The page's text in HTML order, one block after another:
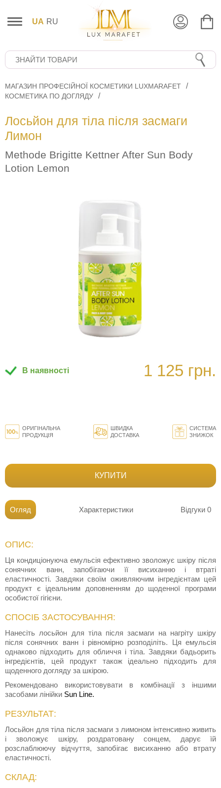
UA RU
МАГАЗИН ПРОФЕСІЙНОЇ КОСМЕТИКИ LUXMARAFET
КОСМЕТИКА ПО ДОГЛЯДУ
Лосьйон для тіла після засмаги
Лимон
Methode Brigitte Kettner After Sun Body
Lotion Lemon
В наявності 1 125 грн.
ОРИГІНАЛЬНА
ПРОДУКЦІЯ
ШВИДКА
ДОСТАВКА
СИСТЕМА
ЗНИЖОК
КУПИТИ
Огляд Характеристики Відгуки 0
ОПИС:
Ця кондиціонуюча емульсія ефективно зволожує шкіру після
сонячних ванн, запобігаючи її висиханню і втраті
еластичності. Завдяки своїм оживляючим інгредієнтам цей
продукт є ідеальним доповненням до щоденної програми
особистої гігієни.
СПОСІБ ЗАСТОСУВАННЯ:
Нанесіть лосьйон для тіла після засмаги на нагріту шкіру
після сонячних ванн і рівномірно розподіліть. Ця емульсія
однаково підходить для обличчя і тіла. Завдяки бадьорить
інгредієнтів, цей продукт також ідеально підходить для
щоденного догляду за шкірою.
Рекомендовано використовувати в комбінації з іншими
засобами лінійки Sun Line.
РЕЗУЛЬТАТ:
Лосьйон для тіла після засмаги з лимоном інтенсивно живить
і зволожує шкіру, роздратовану сонцем, дарує їй
розслаблюючу відчуття, запобігає висиханню або втрату
еластичності.
СКЛАД: